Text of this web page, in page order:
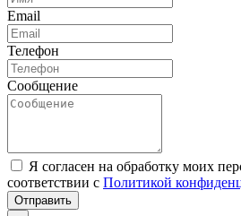
Email
Телефон
Сообщение
Я согласен на обработку моих
соответствии с Политикой
Отправить